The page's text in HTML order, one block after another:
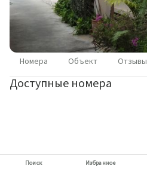
Номера Объект Отзывы
Доступные номера
Поиск Избранное